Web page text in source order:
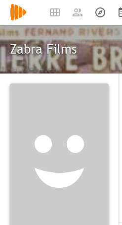
Zabra Films